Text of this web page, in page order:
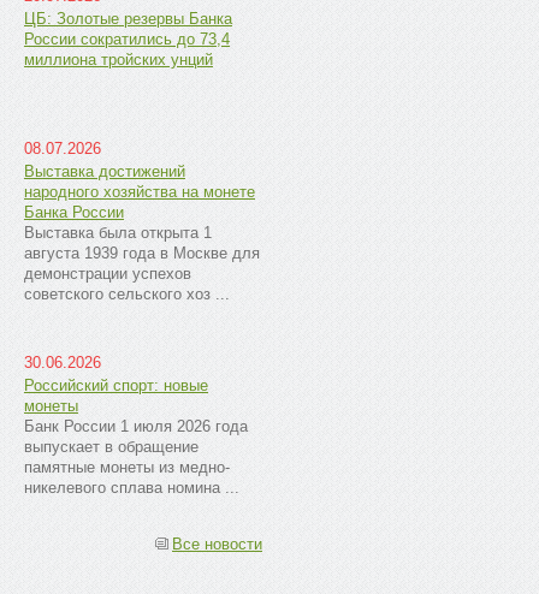
ЦБ: Золотые резервы Банка
России сократились до 73,4
миллиона тройских унций
08.07.2026
Выставка достижений
народного хозяйства на монете
Банка России
Выставка была открыта 1
августа 1939 года в Москве для
демонстрации успехов
советского сельского хоз ...
30.06.2026
Российский спорт: новые
монеты
Банк России 1 июля 2026 года
выпускает в обращение
памятные монеты из медно-
никелевого сплава номина ...
Все новости